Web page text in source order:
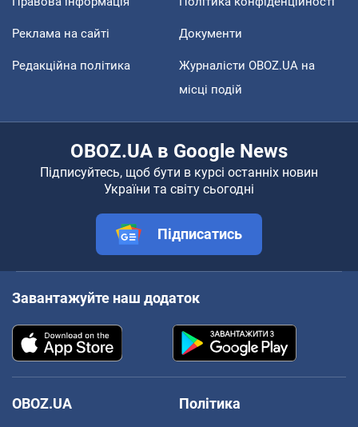
Реклама на сайті Документи
Редакційна політика
Журналісти OBOZ.UA на
місці подій
OBOZ.UA в Google News
Підписуйтесь, щоб бути в курсі останніх новин
України та світу сьогодні
Підписатись
Завантажуйте наш додаток
OBOZ.UA
Політика